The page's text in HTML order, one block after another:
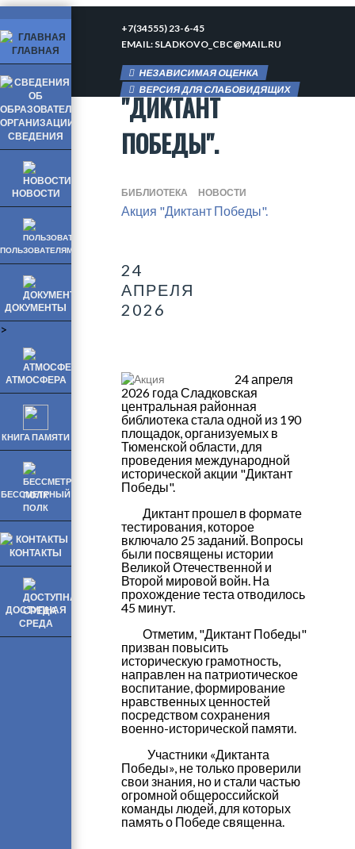
ГЛАВНАЯ
СВЕДЕНИЯ
НОВОСТИ
ПОЛЬЗОВАТЕЛЯМ
ДОКУМЕНТЫ
>
АТМОСФЕРА
КНИГА ПАМЯТИ
БЕССМЕТРНЫЙ
ПОЛК
КОНТАКТЫ
ДОСТУПНАЯ
СРЕДА
+7(34555) 23-6-45
EMAIL: SLADKOVO_CBC@MAIL.RU
НЕЗАВИСИМАЯ ОЦЕНКА
ВЕРСИЯ ДЛЯ СЛАБОВИДЯЩИХ
АКЦИЯ
"ДИКТАНТ
ПОБЕДЫ".
БИБЛИОТЕКА НОВОСТИ
Акция "Диктант Победы".
24
АПРЕЛЯ
2026
24 апреля
2026 года Сладковская
центральная районная
библиотека стала одной из 190
площадок, организуемых в
Тюменской области, для
проведения международной
исторической акции "Диктант
Победы".
Диктант прошел в формате
тестирования, которое
включало 25 заданий. Вопросы
были посвящены истории
Великой Отечественной и
Второй мировой войн. На
прохождение теста отводилось
45 минут.
Отметим, "Диктант Победы"
призван повысить
историческую грамотность,
направлен на патриотическое
воспитание, формирование
нравственных ценностей
посредством сохранения
военно-исторической памяти.
Участники «Диктанта
Победы», не только проверили
свои знания, но и стали частью
огромной общероссийской
команды людей, для которых
память о Победе священна.